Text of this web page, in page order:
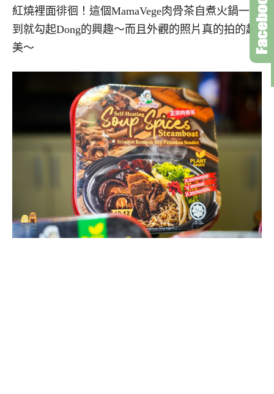
紅燒裡面徘徊！這個MamaVege肉骨茶自煮火鍋一看
到就勾起Dong的興趣～而且外觀的照片真的拍的超
美～